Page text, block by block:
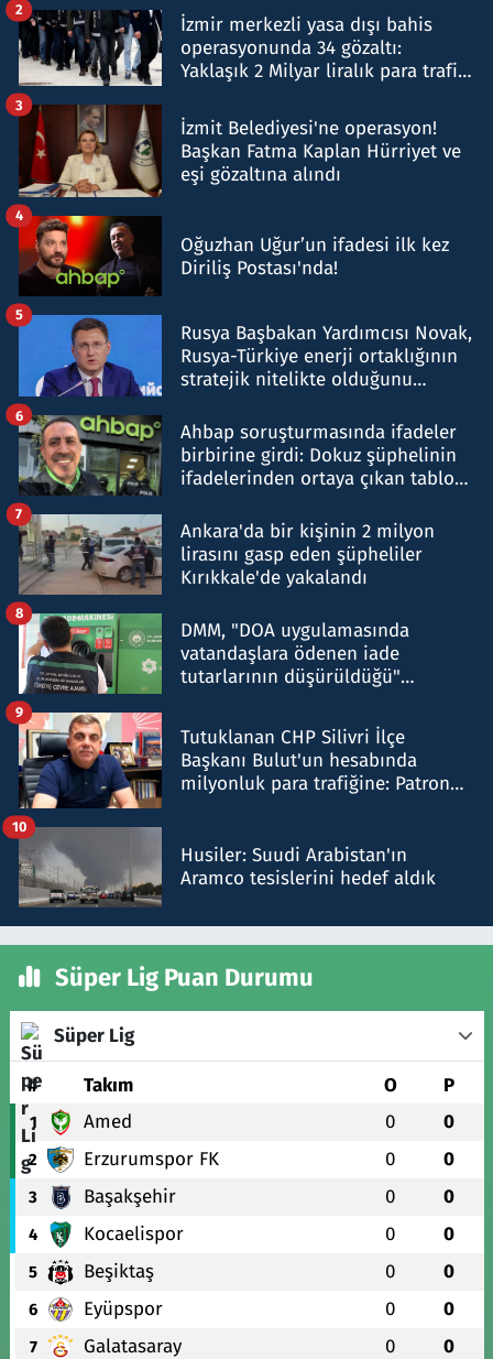
İzmir merkezli yasa dışı bahis
operasyonunda 34 gözaltı:
Yaklaşık 2 Milyar liralık para trafiği
2
İzmit Belediyesi'ne operasyon!
Başkan Fatma Kaplan Hürriyet ve
eşi gözaltına alındı
3
Oğuzhan Uğur’un ifadesi ilk kez
Diriliş Postası'nda!
4
Rusya Başbakan Yardımcısı Novak,
Rusya-Türkiye enerji ortaklığının
stratejik nitelikte olduğunu
5
Ahbap soruşturmasında ifadeler
birbirine girdi: Dokuz şüphelinin
ifadelerinden ortaya çıkan tablo
6
Ankara'da bir kişinin 2 milyon
lirasını gasp eden şüpheliler
Kırıkkale'de yakalandı
7
DMM, "DOA uygulamasında
vatandaşlara ödenen iade
tutarlarının düşürüldüğü"
8
Tutuklanan CHP Silivri İlçe
Başkanı Bulut'un hesabında
milyonluk para trafiğine: Patron
9
Husiler: Suudi Arabistan'ın
Aramco tesislerini hedef aldık
10
Süper Lig Puan Durumu
Süper Lig
# Takım O P
1 Amed 0 0
2 Erzurumspor FK 0 0
3 Başakşehir 0 0
4 Kocaelispor 0 0
5 Beşiktaş 0 0
6 Eyüpspor 0 0
7 Galatasaray 0 0